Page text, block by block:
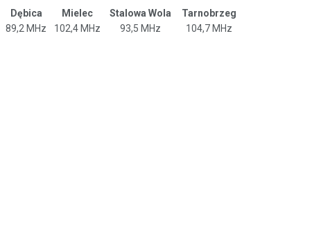
Dębica Mielec Stalowa Wola
Tarnobrzeg
89,2 MHz
102,4 MHz 93,5 MHz 104,7 MHz